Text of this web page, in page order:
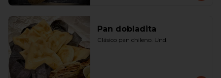
Pan dobladita
Clásico pan chileno. Und.